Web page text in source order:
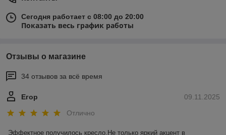
Сегодня работает с 08:00 до 20:00
Показать весь график работы
Отзывы о магазине
34 отзывов за всё время
09.11.2025
Егор
Отлично
Эффектное получилось кресло.Не только яркий акцент в